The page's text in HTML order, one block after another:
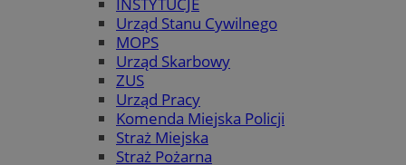
Urząd Stanu Cywilnego
MOPS
Urząd Skarbowy
ZUS
Urząd Pracy
Komenda Miejska Policji
Straż Miejska
Straż Pożarna